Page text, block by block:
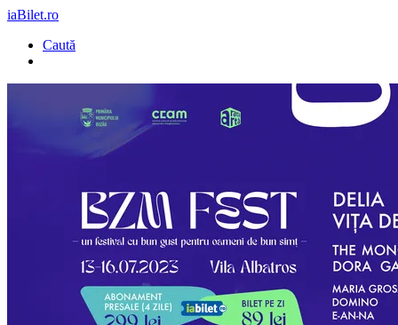
iaBilet.ro
Caută